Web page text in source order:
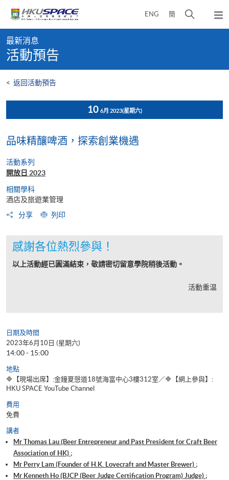
content
ENG 簡
開
彈
出
content
start
最新消息
活動預告
< 返回活動預告
10 6月 2023(星期六)
品味精釀啤酒，探索創業機遇
活動系列
開放日 2023
相關學科
酒店及旅遊業管理
分享
列印
感謝各位熱烈參與！
以上活動經已圓滿結束，敬請密切留意學院稍後活動。
活動重温
日期及時間
2023年6月10日 (星期六)
14:00 - 15:00
地點
🔷【現場出席】:金鐘夏愨道18號海富中心3樓312室／🔷【網上參與】:
HKU SPACE YouTube Channel
費用
免費
講者
Mr Thomas Lau (Beer Entrepreneur and Past President for Craft Beer
Association of HK) ;
Mr Perry Lam (Founder of H.K. Lovecraft and Master Brewer) ;
Mr Kenneth Ho (BJCP (Beer Judge Certification Program) Judge) ;